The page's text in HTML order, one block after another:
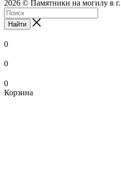
2026 © Памятники на могилу
Найти
0
0
0
Корзина